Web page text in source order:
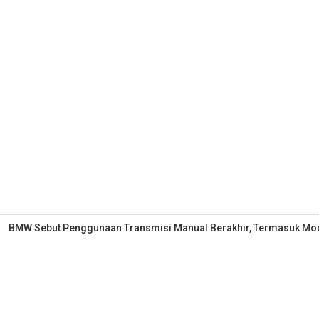
BMW Sebut Penggunaan Transmisi Manual Berakhir, Termasuk